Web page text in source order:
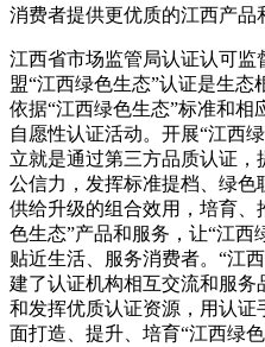
消费者提供更优质的江西产品
江西省市场监管局认证认可
盟“江西绿色生态”认证是生态
依据“江西绿色生态”标准和
自愿性认证活动。开展“江西
立就是通过第三方品质认证，
公信力，发挥标准提档、绿
供给升级的组合效用，培育、
色生态”产品和服务，让“江西
贴近生活、服务消费者。“江
建了认证机构相互交流和服务
和发挥优质认证资源，用认
面打造、提升、培育“江西绿